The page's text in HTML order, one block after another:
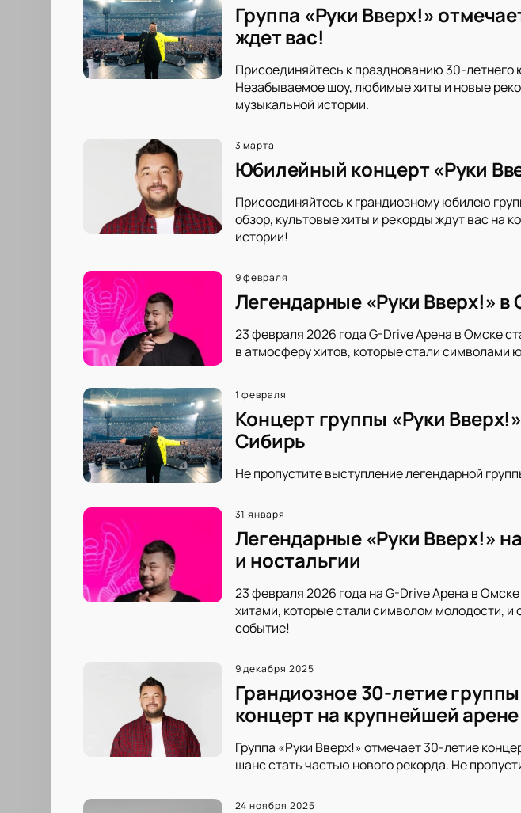
Группа «Руки Вверх!»
ждет вас!
Присоединяйтесь к празднованию 30-летнего
Незабываемое шоу, любимые хиты и новые
музыкальной истории.
3 марта
Юбилейный концерт «Руки
Присоединяйтесь к грандиозному юбилею
обзор, культовые хиты и рекорды ждут вас на
истории!
9 февраля
Легендарные «Руки Вверх!»
23 февраля 2026 года G-Drive Арена в Омске
в атмосферу хитов, которые стали
1 февраля
Концерт группы «Руки
Сибирь
Не пропустите выступление легендарной
31 января
Легендарные «Руки Вверх!»
и ностальгии
23 февраля 2026 года на G-Drive Арена в
хитами, которые стали символом молодости, и
событие!
9 декабря 2025
Грандиозное 30-летие
концерт на крупнейшей
Группа «Руки Вверх!» отмечает 30-летие
шанс стать частью нового рекорда. Не
24 ноября 2025